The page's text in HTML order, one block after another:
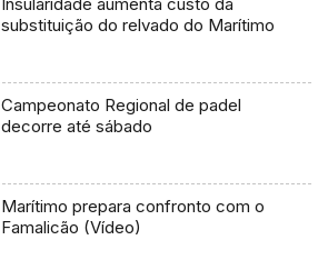
substituição do relvado do Marítimo
Campeonato Regional de padel
decorre até sábado
Marítimo prepara confronto com o
Famalicão (Vídeo)